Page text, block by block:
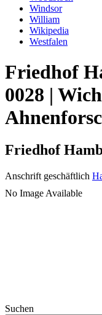
Windsor
William
Wikipedia
Westfalen
Friedhof
0028 |
Friedhof
Anschrift geschäftlich
No Image Available
Suchen